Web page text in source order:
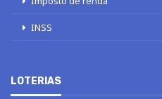
INSS
LOTERIAS